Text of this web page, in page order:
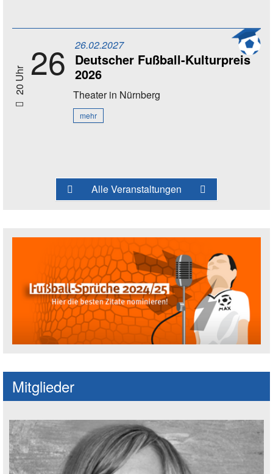
20 Uhr 26 26.02.2027
Deutscher Fußball-Kulturpreis
2026
Theaterin Nürnberg
mehr
Alle Veranstaltungen
Mitglieder